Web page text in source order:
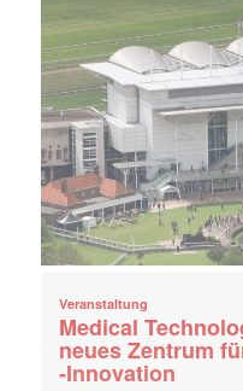
Veranstaltung
Medical
neues Zentrum
-Innovation